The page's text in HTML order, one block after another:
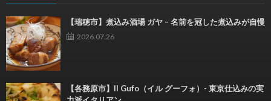
【瑞穂市】煮込み酒場 ガヤ – 名前を冠した煮込みが自慢
2026.07.26
【各務原市】Il Gufo（イル グーフォ）- 東京仕込みの実